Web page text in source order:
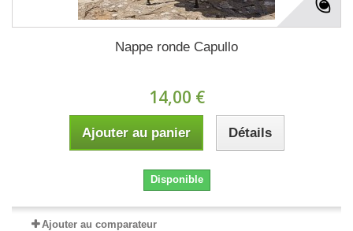
Nappe ronde Capullo
14,00 €
Ajouter au panier Détails
Disponible
Ajouter au comparateur